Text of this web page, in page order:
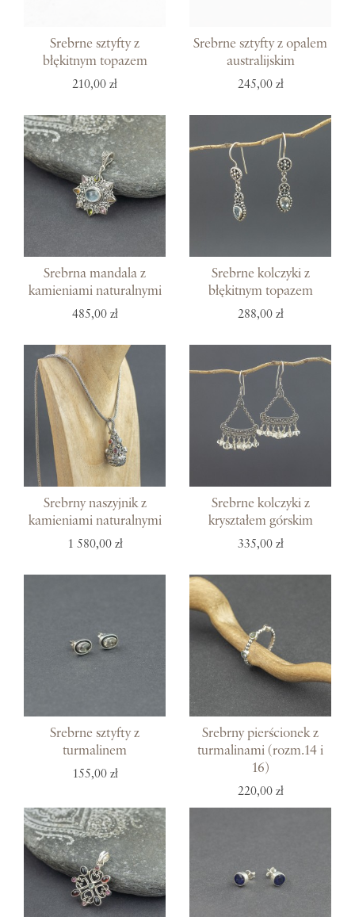
Srebrne sztyfty z
błękitnym topazem
210,00 zł
Srebrne sztyfty z opalem
australijskim
245,00 zł
Srebrna mandala z
kamieniami naturalnymi
485,00 zł
Srebrne kolczyki z
błękitnym topazem
288,00 zł
Srebrny naszyjnik z
kamieniami naturalnymi
1 580,00 zł
Srebrne kolczyki z
kryształem górskim
335,00 zł
Srebrne sztyfty z
turmalinem
155,00 zł
Srebrny pierścionek z
turmalinami (rozm.14 i
16)
220,00 zł